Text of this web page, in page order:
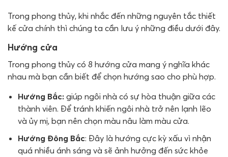
Trong phong thủy, khi nhắc đến những nguyên tắc thiết
kế cửa chính thì chúng ta cần lưu ý những điều dưới đây.
Hướng cửa
Trong phong thủy có 8 hướng cửa mang ý nghĩa khác
nhau mà bạn cần biết để chọn hướng sao cho phù hợp.
Hướng Bắc: giúp ngôi nhà có sự hòa thuận giữa các
thành viên. Để tránh khiến ngôi nhà trở nên lạnh lẽo
và ủy mị, bạn nên chọn màu nâu làm màu cửa.
Hướng Đông Bắc: Đây là hướng cực kỳ xấu vì nhận
quá nhiều ánh sáng và sẽ ảnh hưởng đến sức khỏe